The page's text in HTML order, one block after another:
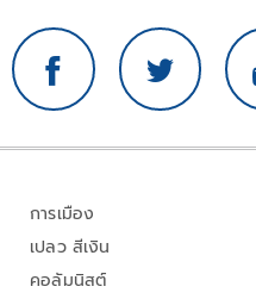
การเมือง
เปลว สีเงิน
คอลัมนิสต์